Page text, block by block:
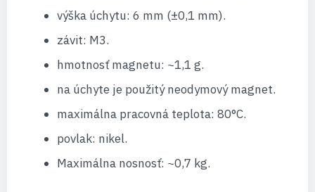
výška úchytu: 6 mm (±0,1 mm).
závit: M3.
hmotnosť magnetu: ~1,1 g.
na úchyte je použitý neodymový magnet.
maximálna pracovná teplota: 80°C.
povlak: nikel.
Maximálna nosnosť: ~0,7 kg.